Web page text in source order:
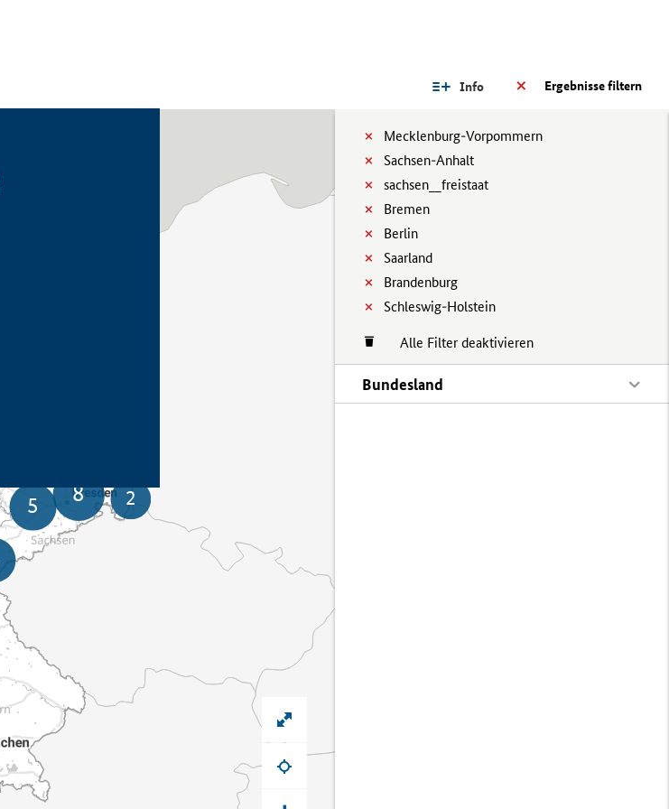
Ergebnisse filtern
Info
Mecklenburg-Vorpommern
Sachsen-Anhalt
sachsen__freistaat
Bremen
Berlin
Saarland
Brandenburg
Schleswig-Holstein
Alle Filter deaktivieren
Bundesland